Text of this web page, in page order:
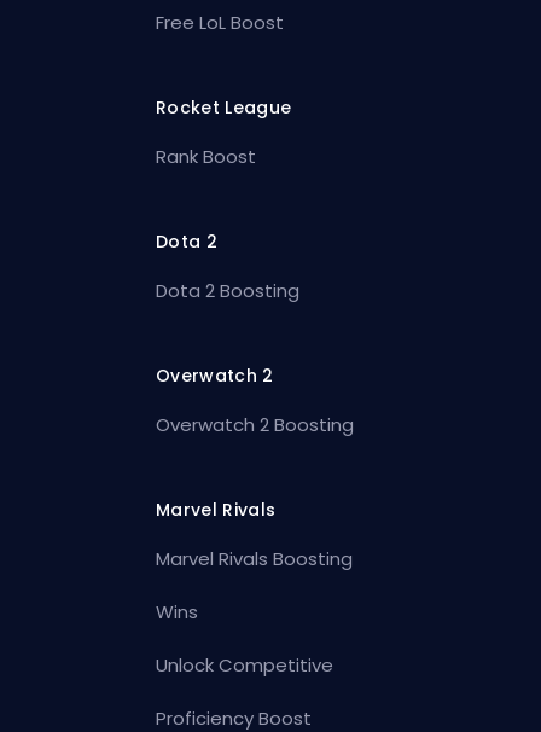
Free LoL Boost
Rocket League
Rank Boost
Dota 2
Dota 2 Boosting
Overwatch 2
Overwatch 2 Boosting
Marvel Rivals
Marvel Rivals Boosting
Wins
Unlock Competitive
Proficiency Boost